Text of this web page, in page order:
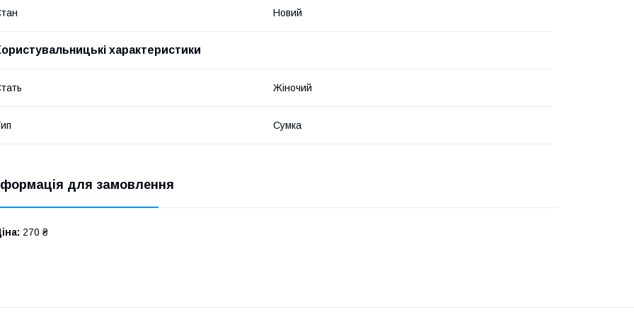
Новий
характеристики
Жіночий
Сумка
для замовлення
270 ₴